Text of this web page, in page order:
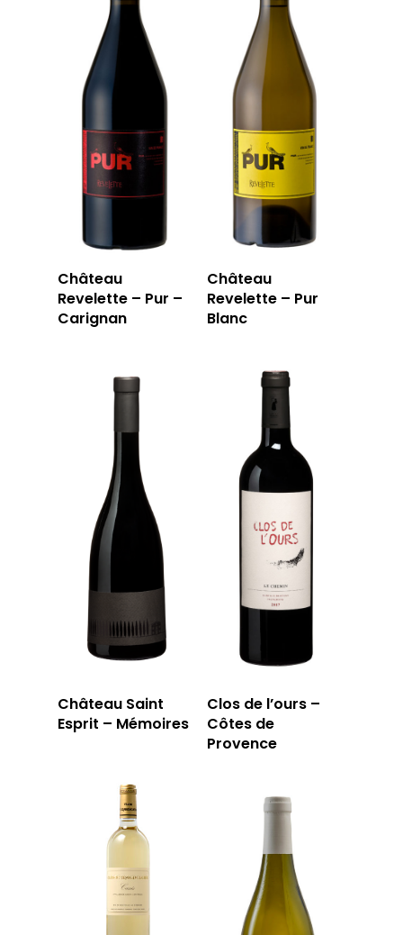
Château
Revelette – Pur –
Carignan
Château
Revelette – Pur
Blanc
Château Saint
Esprit – Mémoires
Clos de l’ours –
Côtes de
Provence
LA CAVE
APERÇU DE NOTRE
LA TOURNÉE DU
LA CARTE DU
JOUR